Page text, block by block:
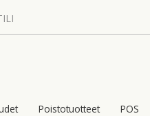
Poistotuotteet POS